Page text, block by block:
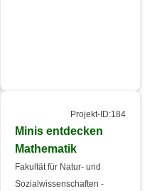
Projekt-ID:184
Minis entdecken
Mathematik
Fakultät für Natur- und
Sozialwissenschaften -